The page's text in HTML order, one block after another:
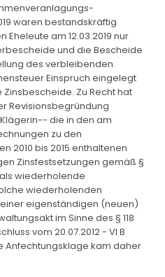
waren bestandskräftig
am 12.03.2019 nur
und die Bescheide
des verbleibenden
Einspruch eingelegt
Zu Recht hat
Revisionsbegründung
die in den am
zu den
2010 bis 2015 enthaltenen
Zinsfestsetzungen gemäß §
wiederholende
wiederholenden
eigenständigen (neuen)
im Sinne des § 118
vom 20.07.2012 - VI B
Anfechtungsklage kam daher